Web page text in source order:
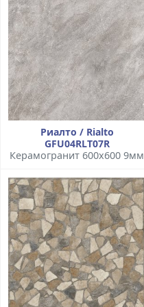
Риалто / Rialto
GFU04RLT07R
Керамогранит 600x600 9мм